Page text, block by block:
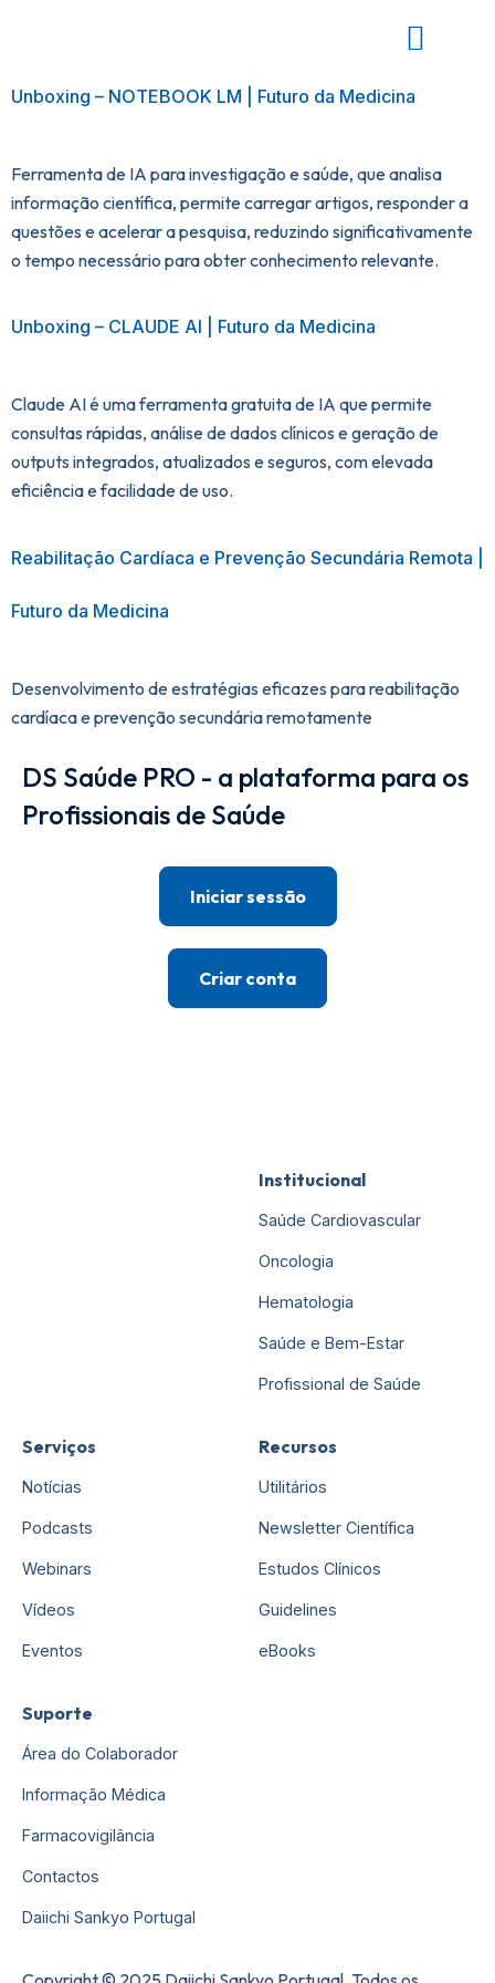
Unboxing – NOTEBOOK LM | Futuro da Medicina
Ferramenta de IA para investigação e saúde, que analisa
informação científica, permite carregar artigos, responder a
questões e acelerar a pesquisa, reduzindo significativamente
o tempo necessário para obter conhecimento relevante.
Unboxing – CLAUDE AI | Futuro da Medicina
Claude AI é uma ferramenta gratuita de IA que permite
consultas rápidas, análise de dados clínicos e geração de
outputs integrados, atualizados e seguros, com elevada
eficiência e facilidade de uso.
Reabilitação Cardíaca e Prevenção Secundária Remota |
Futuro da Medicina
Desenvolvimento de estratégias eficazes para reabilitação
cardíaca e prevenção secundária remotamente
DS Saúde PRO - a plataforma para os
Profissionais de Saúde
Iniciar sessão
Criar conta
Institucional
Saúde Cardiovascular
Oncologia
Hematologia
Saúde e Bem-Estar
Profissional de Saúde
Serviços
Notícias
Podcasts
Webinars
Vídeos
Eventos
Recursos
Utilitários
Newsletter Científica
Estudos Clínicos
Guidelines
eBooks
Suporte
Área do Colaborador
Informação Médica
Farmacovigilância
Contactos
Daiichi Sankyo Portugal